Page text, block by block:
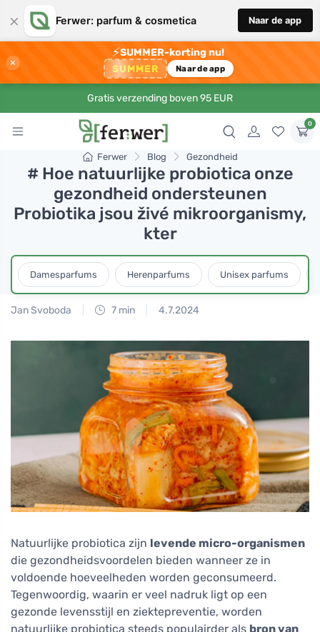
× Ferwer: parfum & cosmetica Naar de app
×
⚡SUMMER-korting nu!
SUMMER Naar de app
Gratis verzending boven 95 EUR
0
Ferwer Blog Gezondheid
# Hoe natuurlijke probiotica onze
gezondheid ondersteunen
Probiotika jsou živé mikroorganismy,
kter
Damesparfums Herenparfums Unisex parfums
Jan Svoboda 7 min 4.7.2024
Natuurlijke probiotica zijn levende micro-organismen
die gezondheidsvoordelen bieden wanneer ze in
voldoende hoeveelheden worden geconsumeerd.
Tegenwoordig, waarin er veel nadruk ligt op een
gezonde levensstijl en ziektepreventie, worden
natuurlijke probiotica steeds populairder als bron van